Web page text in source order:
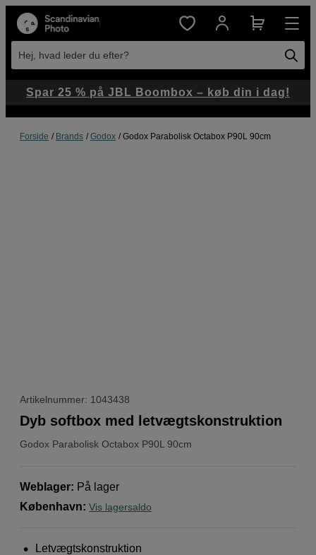
Hej, hvad leder du efter?
Forside Brands Godox Godox Parabolisk Octabox P90L 90cm
Artikelnummer: 1043438
Godox Parabolisk Octabox P90L 90cm
Dyb softbox med letvægtskonstruktion
Weblager: På lager
København: Vis lagersaldo
Letvægtskonstruktion
Spar 25 % på JBL Boombox – køb din i dag!